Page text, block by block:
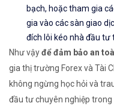
bạch, hoặc tham gia
gia vào các sàn giao
đích lôi kéo nhà đầu tư
Như vậyđể đảm bảo an
gia thị trường Forex và Tài
không ngừng học hỏi và
đầu tư chuyên nghiệp